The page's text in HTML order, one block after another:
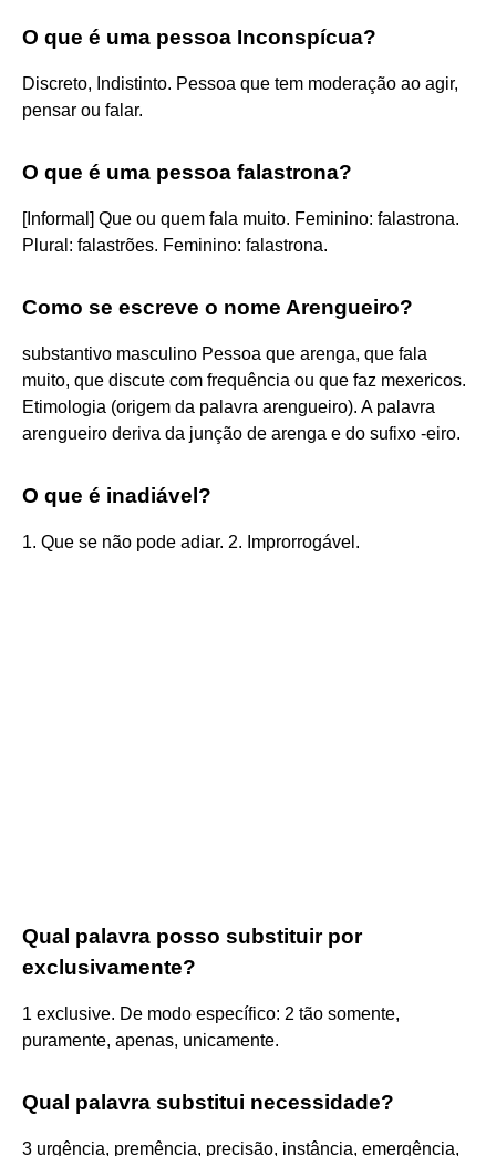
O que é uma pessoa Inconspícua?
Discreto, Indistinto. Pessoa que tem moderação ao agir,
pensar ou falar.
O que é uma pessoa falastrona?
[Informal] Que ou quem fala muito. Feminino: falastrona.
Plural: falastrões. Feminino: falastrona.
Como se escreve o nome Arengueiro?
substantivo masculino Pessoa que arenga, que fala
muito, que discute com frequência ou que faz mexericos.
Etimologia (origem da palavra arengueiro). A palavra
arengueiro deriva da junção de arenga e do sufixo -eiro.
O que é inadiável?
1. Que se não pode adiar. 2. Improrrogável.
Qual palavra posso substituir por
exclusivamente?
1 exclusive. De modo específico: 2 tão somente,
puramente, apenas, unicamente.
Qual palavra substitui necessidade?
3 urgência, premência, precisão, instância, emergência,